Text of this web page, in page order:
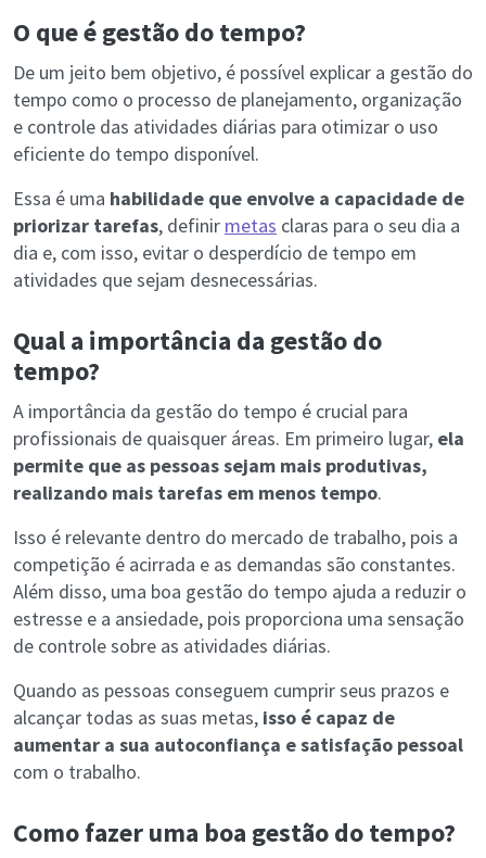
O que é gestão do tempo?
De um jeito bem objetivo, é possível explicar a gestão do
tempo como o processo de planejamento, organização
e controle das atividades diárias para otimizar o uso
eficiente do tempo disponível.
Essa é uma habilidade que envolve a capacidade de
priorizar tarefas, definir metas claras para o seu dia a
dia e, com isso, evitar o desperdício de tempo em
atividades que sejam desnecessárias.
Qual a importância da gestão do
tempo?
A importância da gestão do tempo é crucial para
profissionais de quaisquer áreas. Em primeiro lugar, ela
permite que as pessoas sejam mais produtivas,
realizando mais tarefas em menos tempo.
Isso é relevante dentro do mercado de trabalho, pois a
competição é acirrada e as demandas são constantes.
Além disso, uma boa gestão do tempo ajuda a reduzir o
estresse e a ansiedade, pois proporciona uma sensação
de controle sobre as atividades diárias.
Quando as pessoas conseguem cumprir seus prazos e
alcançar todas as suas metas, isso é capaz de
aumentar a sua autoconfiança e satisfação pessoal
com o trabalho.
Como fazer uma boa gestão do tempo?